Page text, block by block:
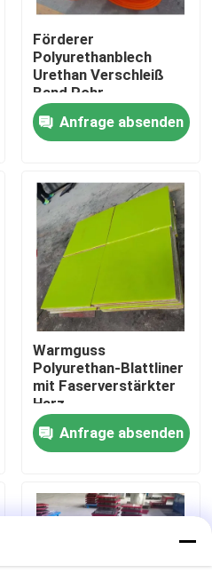
Förderer
Polyurethanblech
Urethan Verschleiß
Band Rohr
Auskleidung Panel
Anfrage absenden
Warmguss
Polyurethan-Blattliner
mit Faserverstärkter
Harz-
Hintergrundplatte
Anfrage absenden